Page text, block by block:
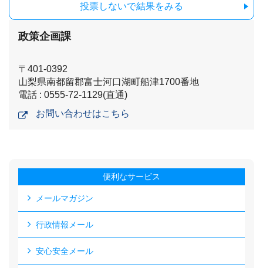
投票しないで結果をみる
政策企画課
〒401-0392
山梨県南都留郡富士河口湖町船津1700番地
電話 : 0555-72-1129(直通)
お問い合わせはこちら
便利なサービス
メールマガジン
行政情報メール
安心安全メール